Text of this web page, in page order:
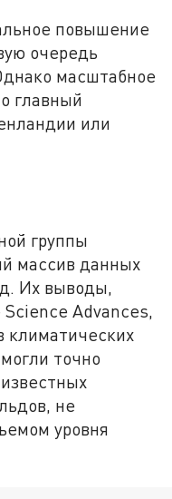
повышение
очередь
масштабное
главный
или
группы
массив данных
Их выводы,
Advances,
точно
не
уровня